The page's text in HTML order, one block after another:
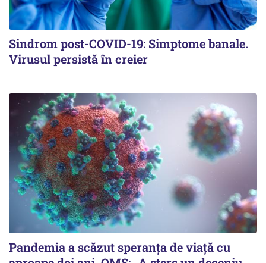
Sindrom post-COVID-19: Simptome banale.
Virusul persistă în creier
Pandemia a scăzut speranţa de viaţă cu